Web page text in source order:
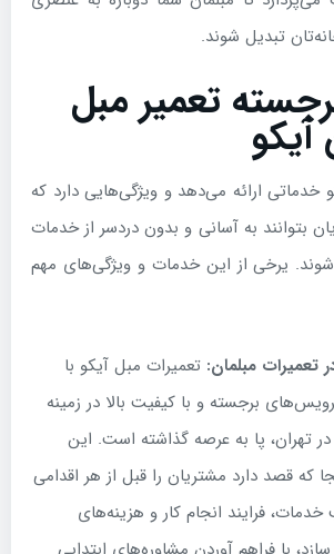
تبدیل شوند.
تعمیر مبل
آیکو
خدماتی ارائه می‌دهد و ویژگی‌هایی دارد که
بتوانند به آسانی و بدون دردسر از خدمات
شوند. یرخی از این خدمات و ویژگی‌های مهم
تعمیرات مبلمان: تعمیرات مبل آیکو با
برجسته و با کیفیت بالا در زمینه
در تهران، پا به عرصه گذاشته است. این
که قصد دارد مشتریان را قبل از هر اقدامی
خدمات، فرایند انجام کار و هزینه‌های